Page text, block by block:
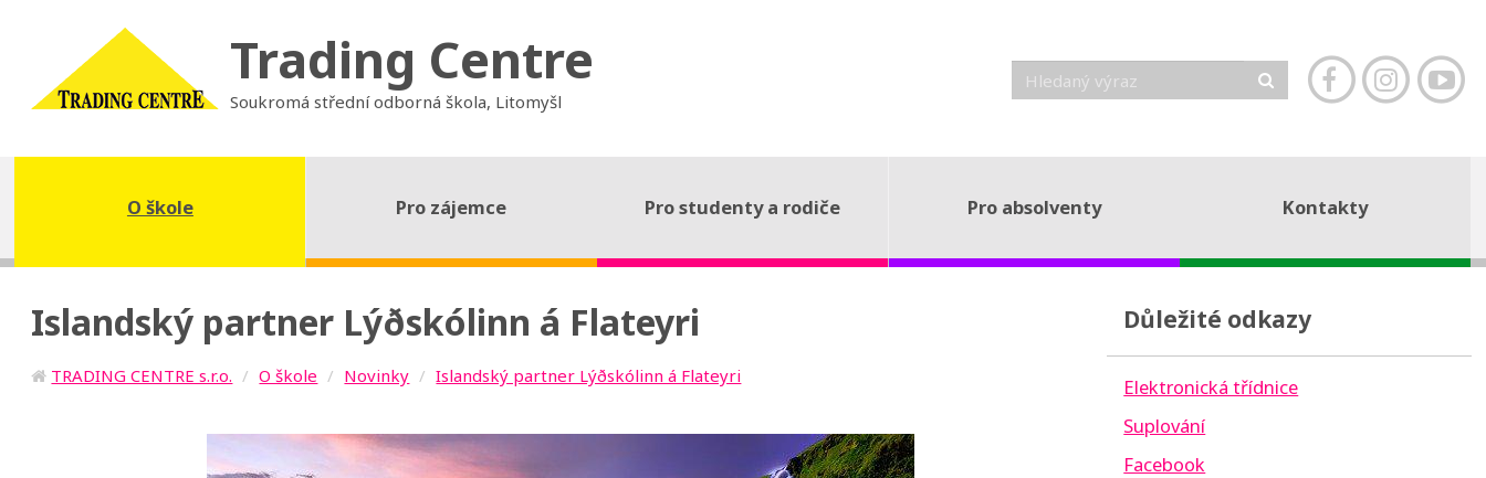
Trading Centre
Soukromá střední odborná škola, Litomyšl
O škole Pro zájemce Pro studenty a rodiče Pro absolventy Kontakty
Islandský partner Lýðskólinn á Flateyri
TRADING CENTRE s.r.o. O škole Novinky Islandský partner Lýðskólinn á Flateyri
Důležité odkazy
Elektronická třídnice
Suplování
Facebook